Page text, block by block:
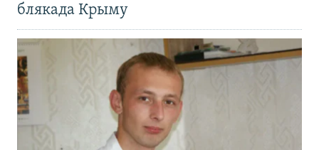
блякада Крыму